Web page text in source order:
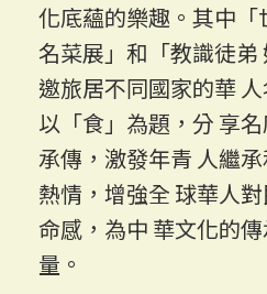
化底蘊的樂趣。其中
名菜展」和「教識徒
邀旅居不同國家的華
以「食」為題，分 享
承傳，激發年青 人繼
熱情，增強全 球華人
命感，為中 華文化的
量。